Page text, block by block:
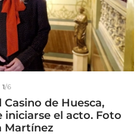
1/6
de Huesca,
el acto. Foto
Martínez